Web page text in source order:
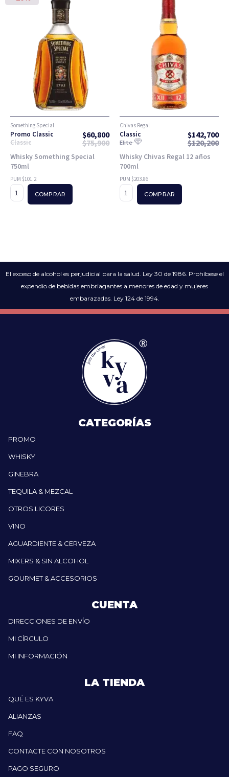
Something Special
Promo Classic $60,800
Classic $75,900
Whisky Something Special
750ml
PUM $101.2
COMPRAR
Chivas Regal
Classic $142,700
Elite $120,200
Whisky Chivas Regal 12 años
700ml
PUM $203.86
COMPRAR
El exceso de alcohol es perjudicial para la salud. Ley 30 de 1986. Prohíbese el
expendio de bebidas embriagantes a menores de edad y mujeres
embarazadas. Ley 124 de 1994.
CATEGORÍAS
PROMO
WHISKY
GINEBRA
TEQUILA & MEZCAL
OTROS LICORES
VINO
AGUARDIENTE & CERVEZA
MIXERS & SIN ALCOHOL
GOURMET & ACCESORIOS
CUENTA
DIRECCIONES DE ENVÍO
MI CÍRCULO
MI INFORMACIÓN
LA TIENDA
QUÉ ES KYVA
ALIANZAS
FAQ
CONTACTE CON NOSOTROS
PAGO SEGURO